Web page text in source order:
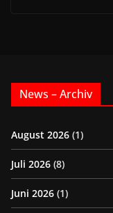
News – Archiv
August 2026 (1)
Juli 2026 (8)
Juni 2026 (1)